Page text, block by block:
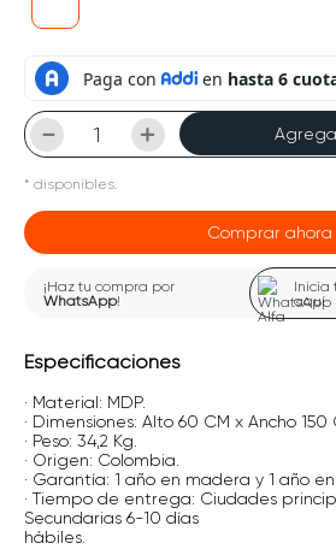
＋
－
* disponibles.
Comprar ahora
¡Haz tu compra por
WhatsApp!
Inicia
aquí
Especificaciones
· Material: MDP.
· Dimensiones: Alto 60 CM x Ancho 150
· Peso: 34,2 Kg.
· Origen: Colombia.
· Garantía: 1 año en madera y 1 año
· Tiempo de entrega: Ciudades
Secundarias 6-10 días
hábiles.